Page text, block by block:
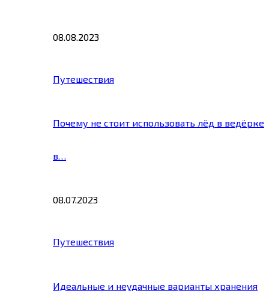
08.08.2023
Путешествия
Почему не стоит использовать лёд в ведёрке
в…
08.07.2023
Путешествия
Идеальные и неудачные варианты хранения